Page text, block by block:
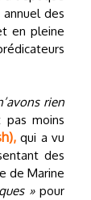
des
en pleine
rien
pas moins
qui a vu
des
de Marine
»pour